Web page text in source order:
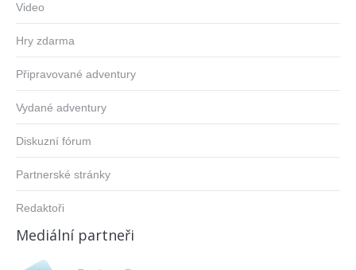
Video
Hry zdarma
Připravované adventury
Vydané adventury
Diskuzní fórum
Partnerské stránky
Redaktoři
Mediální partneři